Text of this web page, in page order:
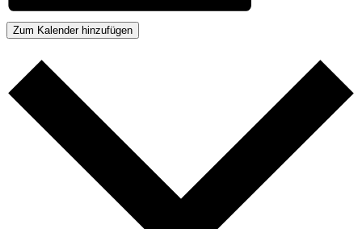
Zum Kalender hinzufügen